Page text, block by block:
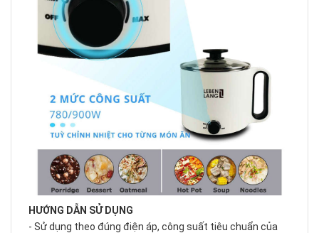
HƯỚNG DẪN SỬ DỤNG
- Sử dụng theo đúng điện áp, công suất tiêu chuẩn của